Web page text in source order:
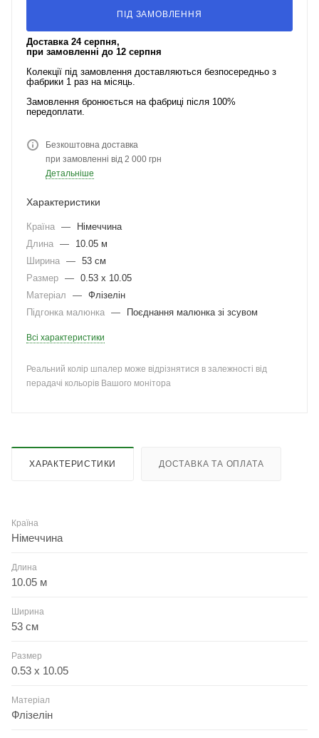
ПІД ЗАМОВЛЕННЯ
Доставка 24 серпня,
при замовленні до 12 серпня
Колекції під замовлення доставляються безпосередньо з
фабрики 1 раз на місяць.
Замовлення бронюється на фабриці після 100%
передоплати.
Безкоштовна доставка
при замовленні від 2 000 грн
Детальніше
Характеристики
Країна —
Німеччина
Длина —
10.05 м
Ширина — 53 см
Размер — 0.53 x 10.05
Матеріал
— Флізелін
Підгонка малюнка — Поєднання малюнка зі зсувом
Всі характеристики
Реальний колір шпалер може відрізнятися в залежності від
перадачі кольорів Вашого монітора
ХАРАКТЕРИСТИКИ ДОСТАВКА ТА ОПЛАТА
Країна
Німеччина
Длина
10.05 м
Ширина
53 см
Размер
0.53 x 10.05
Матеріал
Флізелін